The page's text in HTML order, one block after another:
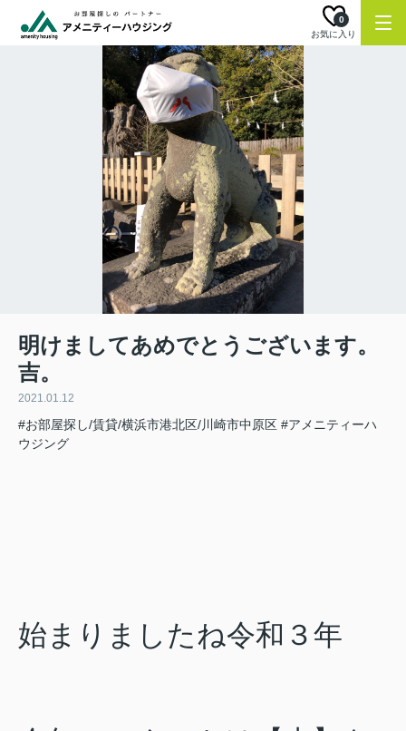
お気に入り
0
明けましてあめでとうございます。
吉。
2021.01.12
#お部屋探し/賃貸/横浜市港北区/川崎市中原区 #アメニティーハ
ウジング
始まりましたね令和３年